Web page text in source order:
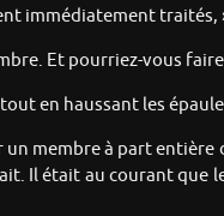
immédiatement traités,
Et pourriez-vous
en haussant les
un membre à part
Il était au courant